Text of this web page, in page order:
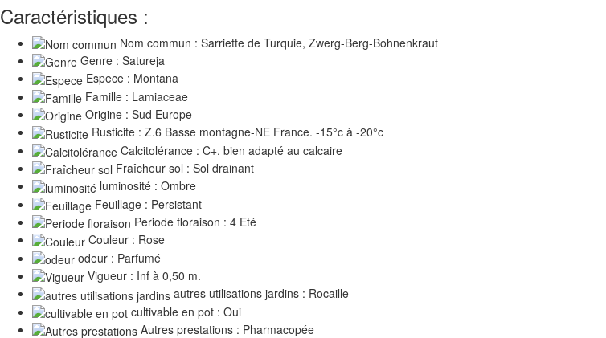
Caractéristiques :
Nom commun : Sarriette de Turquie, Zwerg-Berg-Bohnenkraut
Genre : Satureja
Espece : Montana
Famille : Lamiaceae
Origine : Sud Europe
Rusticite : Z.6 Basse montagne-NE France. -15°c à -20°c
Calcitolérance : C+. bien adapté au calcaire
Fraîcheur sol : Sol drainant
luminosité : Ombre
Feuillage : Persistant
Periode floraison : 4 Eté
Couleur : Rose
odeur : Parfumé
Vigueur : Inf à 0,50 m.
autres utilisations jardins : Rocaille
cultivable en pot : Oui
Autres prestations : Pharmacopée